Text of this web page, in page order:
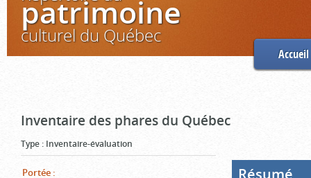
patrimoine
culturel du Québec
Accueil
Inventaire des phares du Québec
Type : Inventaire-évaluation
Portée : Résumé